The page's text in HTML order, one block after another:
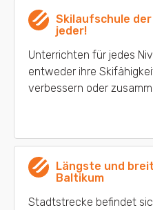
Skilaufschule
jeder!
Unterrichten für jedes
entweder ihre
verbessern oder
Längste und
Baltikum
Stadtstrecke befindet